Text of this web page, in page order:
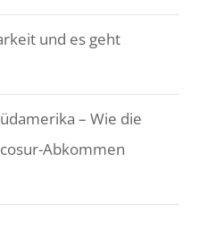
und es geht
– Wie die
Abkommen